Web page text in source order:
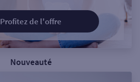
Profitez de l'offre
Nouveauté